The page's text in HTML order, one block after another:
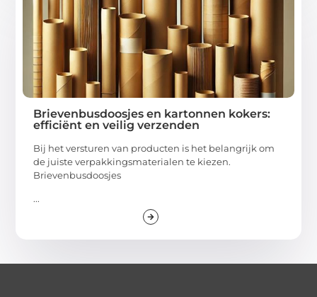
Brievenbusdoosjes en kartonnen kokers:
efficiënt en veilig verzenden
Bij het versturen van producten is het belangrijk om
de juiste verpakkingsmaterialen te kiezen.
Brievenbusdoosjes
...